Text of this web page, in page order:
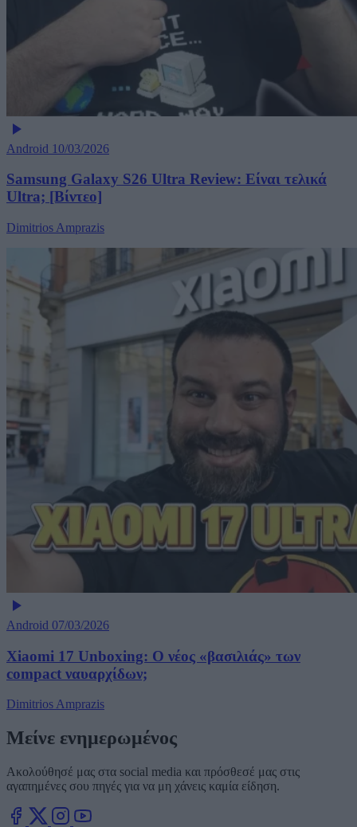
Android 10/03/2026
Samsung Galaxy S26 Ultra Review: Είναι τελικά
Ultra; [Βίντεο]
Dimitrios Amprazis
Android 07/03/2026
Xiaomi 17 Unboxing: Ο νέος «βασιλιάς» των
compact ναυαρχίδων;
Dimitrios Amprazis
Μείνε ενημερωμένος
Ακολούθησέ μας στα social media και πρόσθεσέ μας στις
αγαπημένες σου πηγές για να μη χάνεις καμία είδηση.